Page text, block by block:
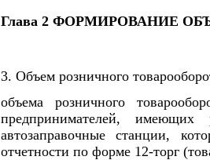
Глава 2 ФОРМИРОВАНИЕ
3. Объем розничного
объема розничного
предпринимателей, имеющих
автозаправочные станции,
отчетности по форме 12-торг